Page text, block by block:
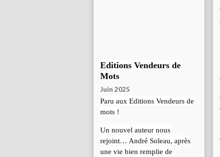
Editions Vendeurs de
Mots
Juin 2025
Paru aux Editions Vendeurs de
mots !
Un nouvel auteur nous
rejoint… André Soleau, après
une vie bien remplie de